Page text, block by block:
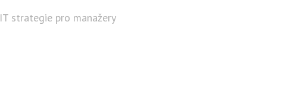
IT strategie pro manažery